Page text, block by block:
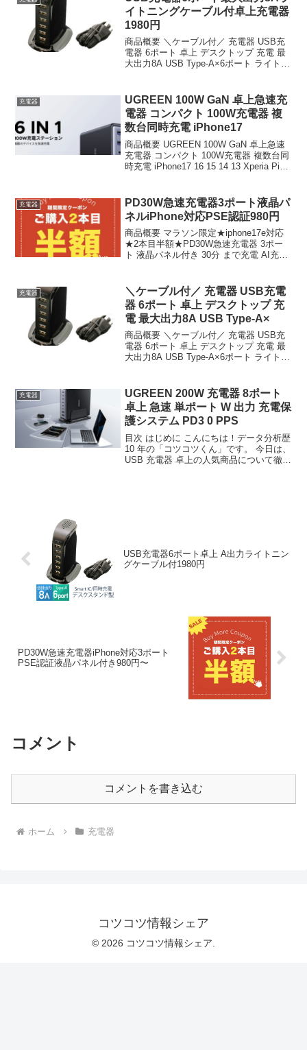
素...
イトニングケーブル付卓上充電器
1980円
商品概要 ＼ケーブル付／ 充電器 USB充
電器 6ポート 卓上 デスクトップ 充電 最
大出力8A USB Type-A×6ポート ライトニ
充電器 6ポート 卓上...
充電器
UGREEN 100W GaN 卓上急速充
電器 コンパクト 100W充電器 複
数台同時充電 iPhone17
商品概要 UGREEN 100W GaN 卓上急速
充電器 コンパクト 100W充電器 複数台同
時充電 iPhone17 16 15 14 13 Xperia Pixel
充電器
PD30W急速充電器3ポート液晶パ
ネルiPhone対応PSE認証980円
商品概要 マラソン限定★iphone17e対応
★2本目半額★PD30W急速充電器 3ポー
ト 液晶パネル付き 30分 まで充電 AI充電
充電器
＼ケーブル付／ 充電器 USB充電
器 6ポート 卓上 デスクトップ 充
電 最大出力8A USB Type-A×
商品概要 ＼ケーブル付／ 充電器 USB充
電器 6ポート 卓上 デスクトップ 充電 最
大出力8A USB Type-A×6ポート ライトニ
充電器 6ポート 卓上...
充電器
UGREEN 200W 充電器 8ポート
卓上 急速 単ポート W 出力 充電保
護システム PD3 0 PPS
目次 はじめに こんにちは！データ分析歴
10 年の「コツコツくん」です。 今日は、
USB 充電器 卓上の人気商品について徹底
USB充電器6ポート卓上 A出力ライトニン
グケーブル付1980円
PD30W急速充電器iPhone対応3ポート
PSE認証液晶パネル付き980円〜
コメント
コメントを書き込む
ホーム 充電器
コツコツ情報シェア
© 2026 コツコツ情報シェア.